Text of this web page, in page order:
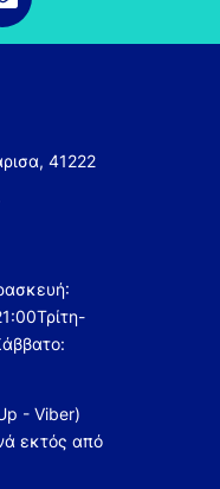
41222
Τρίτη-
- Viber)
εκτός από